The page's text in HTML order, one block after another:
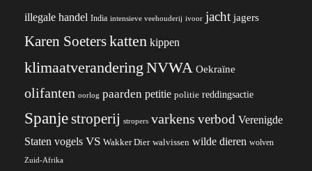
illegale handel India intensieve veehouderij ivoor jacht jagers
Karen Soeterskatten kippen
klimaatverandering NVWA Oekraïne
olifanten oorlog paarden petitie politie reddingsactie
Spanjestroperij stropers varkens verbod Verenigde
Staten vogels VS Wakker Dier walvissen wilde dieren wolven
Zuid-Afrika